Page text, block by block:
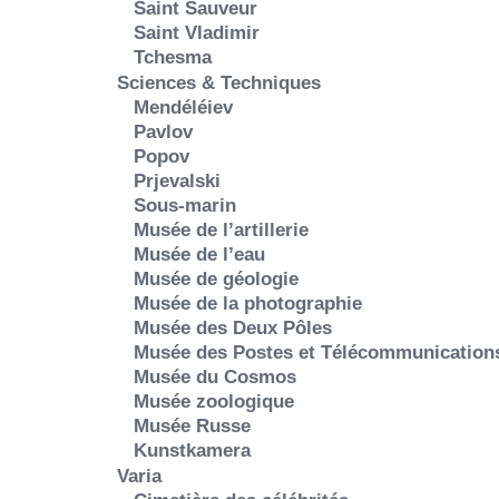
Saint Sauveur
Saint Vladimir
Tchesma
Sciences & Techniques
Mendéléiev
Pavlov
Popov
Prjevalski
Sous-marin
Musée de l’artillerie
Musée de l’eau
Musée de géologie
Musée de la photographie
Musée des Deux Pôles
Musée des Postes et
Musée du Cosmos
Musée zoologique
Musée Russe
Kunstkamera
Varia